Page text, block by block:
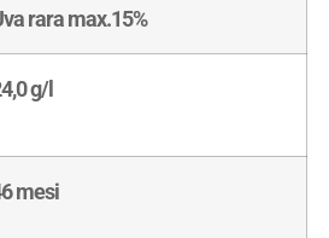
rara max.15%
g/l
mesi